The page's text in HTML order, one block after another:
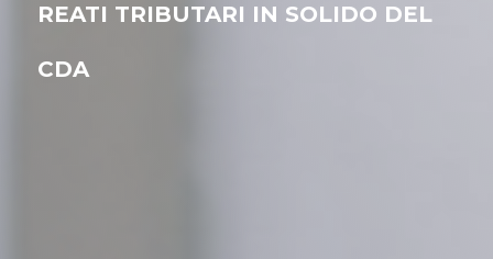
REATI TRIBUTARI IN SOLIDO DEL
CDA